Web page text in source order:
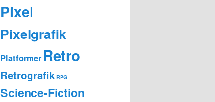
Pixel
Pixelgrafik
Platformer Retro
Retrografik RPG
Science-Fiction